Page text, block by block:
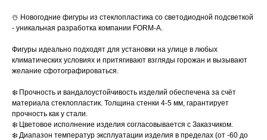
☃️ Новогодние фигуры из стеклопластика со светодиодной подсветкой
- уникальная разработка компании FORM-A.
Фигуры идеально подходят для установки на улице в любых
климатических условиях и притягивают взгляды горожан и вызывают
желание сфотографироваться.
❄️ Прочность и вандалоустойчивость изделий обеспечена за счёт
материала стеклопластик. Толщина стенки 4-5 мм, гарантирует
прочность как у стали.
❄️ Цветовое исполнение изделия согласовывается с Заказчиком.
❄️ Диапазон температур эксплуатации изделия в пределах (от -60 до